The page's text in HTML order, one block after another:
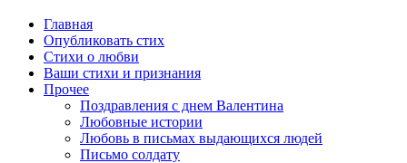
Главная
Опубликовать стих
Стихи о любви
Ваши стихи и признания
Прочее
Поздравления с днем Валентина
Любовные истории
Любовь в письмах выдающихся людей
Письмо солдату